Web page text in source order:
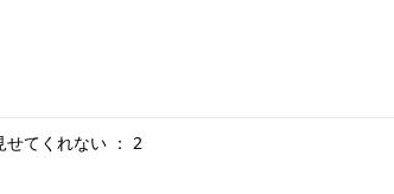
せてくれない ： 2